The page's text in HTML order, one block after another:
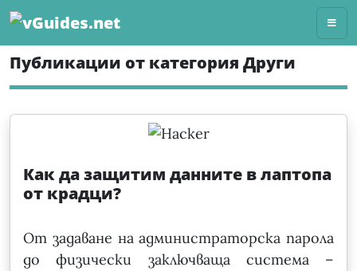
Skip
content
Публикации от категория Други
Как да защитим данните в лаптопа
от крадци?
От задаване на администраторска парола
до физически заключваща система –